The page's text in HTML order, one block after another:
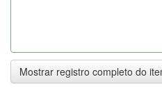
Mostrar registro completo do